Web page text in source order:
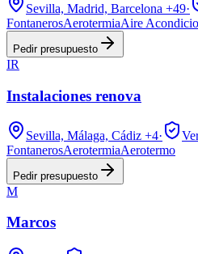
Sevilla, Madrid, Barcelona +49·
FontanerosAerotermiaAire
Pedir presupuesto
IR
Instalaciones renova
Sevilla, Málaga, Cádiz +4·
FontanerosAerotermiaAerotermo
Pedir presupuesto
M
Marcos